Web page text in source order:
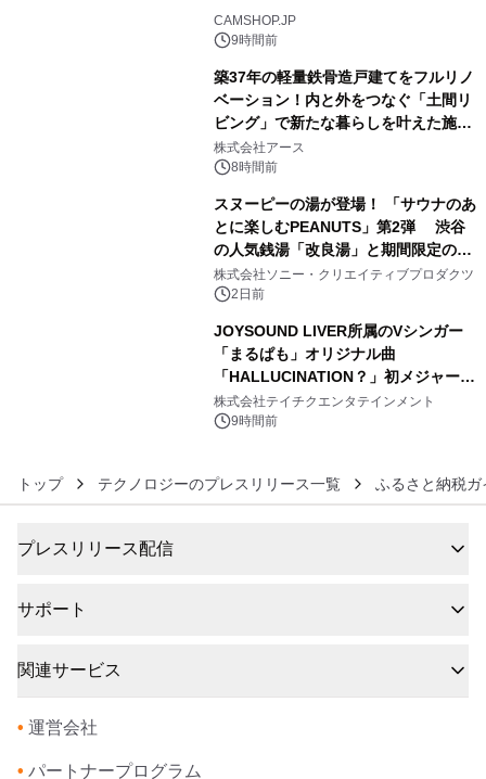
CAMSHOP.JP
9時間前
築37年の軽量鉄骨造戸建てをフルリノ
ベーション！内と外をつなぐ「土間リ
ビング」で新たな暮らしを叶えた施工
事例を株式会社アースが公開
株式会社アース
8時間前
スヌーピーの湯が登場！ 「サウナのあ
とに楽しむPEANUTS」第2弾 渋谷
の人気銭湯「改良湯」と期間限定のコ
ラボレーション サウナイキタイコラ
ボグッズも発売決定！
株式会社ソニー・クリエイティブプロダクツ
2日前
JOYSOUND LIVER所属のVシンガー
「まるぱも」オリジナル曲
「HALLUCINATION？」初メジャー配
信リリース決定！
株式会社テイチクエンタテインメント
9時間前
トップ テクノロジーのプレスリリース一覧 ふるさと納税ガ
プレスリリース配信
サポート
関連サービス
• 運営会社
• パートナープログラム